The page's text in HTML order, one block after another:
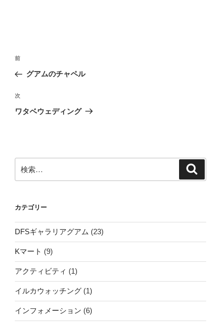
投
ナ
ビ
ゲ
ン
前
の
稿
前
グアムのチャペル
次
の
次
ワタベウェディング
索:
カテゴリー
DFSギャラリアグアム (23)
Kマート (9)
アクティビティ (1)
イルカウォッチング (1)
インフォメーション (6)